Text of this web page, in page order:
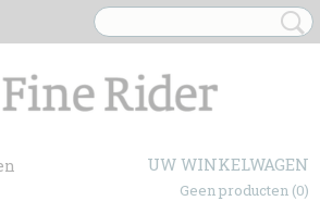
UW WINKELWAGEN
Geen producten (0)